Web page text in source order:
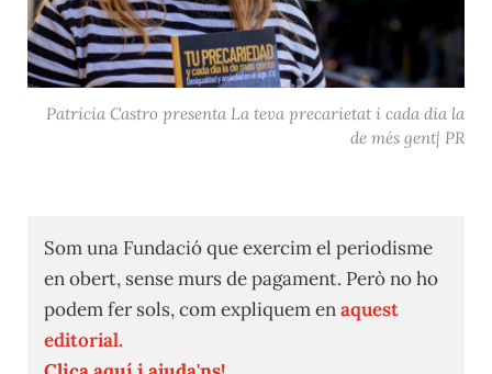
Patricia Castro presenta La teva precarietat i cada dia la
de més gent| PR
Som una Fundació que exercim el periodisme
en obert, sense murs de pagament. Però no ho
podem fer sols, com expliquem enaquest
editorial.